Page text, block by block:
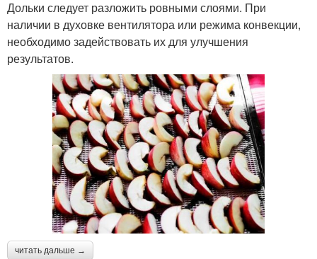
Дольки следует разложить ровными слоями. При
наличии в духовке вентилятора или режима конвекции,
необходимо задействовать их для улучшения
результатов.
читать дальше →